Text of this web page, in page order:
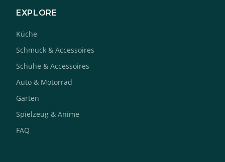
EXPLORE
Küche
Schmuck & Accessoires
Schuhe & Accessoires
Auto & Motorrad
Garten
Spielzeug & Anime
FAQ